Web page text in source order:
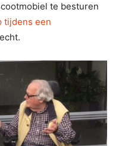
te besturen
tijdens een